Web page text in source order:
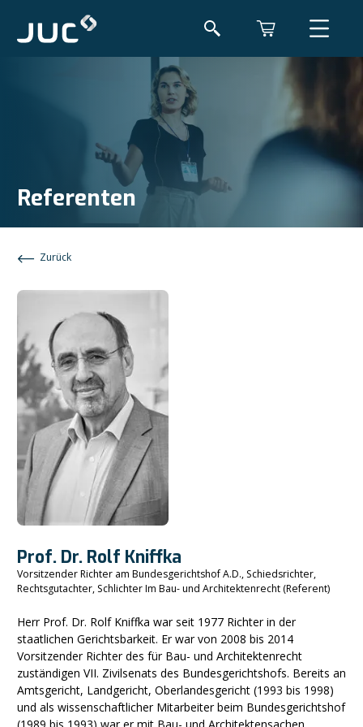
Referenten
Zurück
Prof. Dr. Rolf Kniffka
Vorsitzender Richter am Bundesgerichtshof A.D., Schiedsrichter,
Rechtsgutachter, Schlichter Im Bau- und Architektenrecht (Referent)
Herr Prof. Dr. Rolf Kniffka war seit 1977 Richter in der
staatlichen Gerichtsbarkeit. Er war von 2008 bis 2014
Vorsitzender Richter des für Bau- und Architektenrecht
zuständigen VII. Zivilsenats des Bundesgerichtshofs. Bereits an
Amtsgericht, Landgericht, Oberlandesgericht (1993 bis 1998)
und als wissenschaftlicher Mitarbeiter beim Bundesgerichtshof